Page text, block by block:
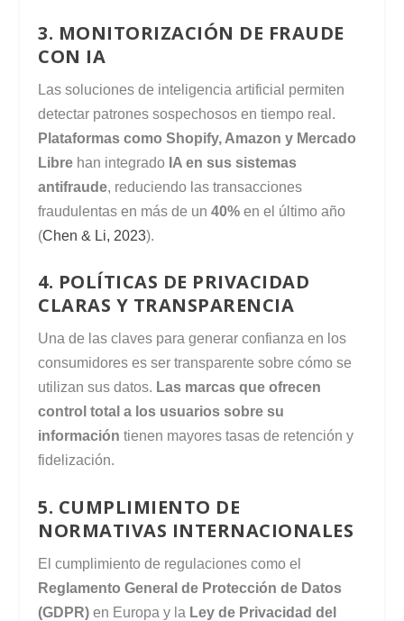
3. MONITORIZACIÓN DE FRAUDE
CON IA
Las soluciones de inteligencia artificial permiten
detectar patrones sospechosos en tiempo real.
Plataformas como Shopify, Amazon y Mercado
Libre han integrado IA en sus sistemas
antifraude, reduciendo las transacciones
fraudulentas en más de un40% en el último año
(Chen & Li, 2023).
4. POLÍTICAS DE PRIVACIDAD
CLARAS Y TRANSPARENCIA
Una de las claves para generar confianza en los
consumidores es ser transparente sobre cómo se
utilizan sus datos. Las marcas que ofrecen
control total a los usuarios sobre su
información tienen mayores tasas de retención y
fidelización.
5. CUMPLIMIENTO DE
NORMATIVAS INTERNACIONALES
El cumplimiento de regulaciones como el
Reglamento General de Protección de Datos
(GDPR) en Europa y la Ley de Privacidad del